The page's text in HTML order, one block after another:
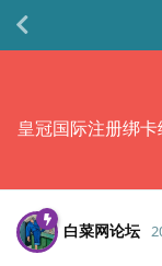
皇冠国际注册绑
白菜网论坛